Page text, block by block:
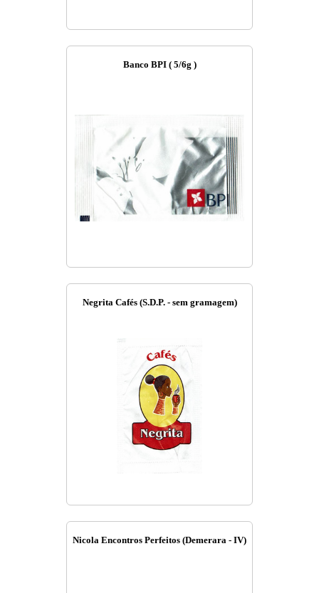
Banco BPI ( 5/6g )
Negrita Cafés (S.D.P. - sem gramagem)
Nicola Encontros Perfeitos (Demerara - IV)